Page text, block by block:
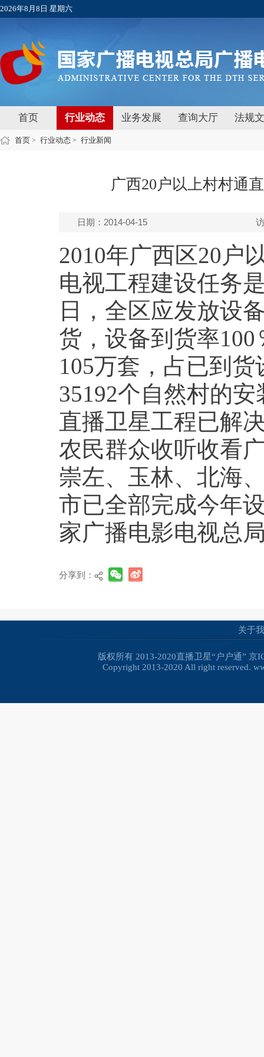
2026年8月8日 星期六
首页 行业动态 业务发展 查询大厅 法规
首页 > 行业动态 > 行业新闻
广西20户以上村村通
日期：2014-04-15
2010年广西区20户
电视工程建设任务
日，全区应发放设
货，设备到货率
105万套，占已到
35192个自然村的
直播卫星工程已解
农民群众收听收看
崇左、玉林、北海
市已全部完成今年
家广播电影电视总
分享到：
关于
版权所有 2013-2020直播卫星“户户通” 京
Copyright 2013-2020 All right reserved.